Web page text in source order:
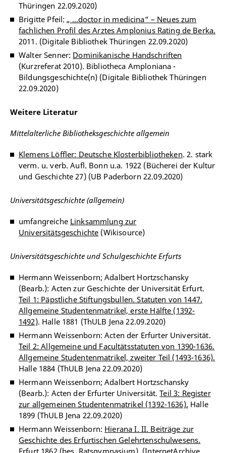
Thüringen 22.09.2020)
Brigitte Pfeil:„ …doctor in medicina“ – Neues zum
fachlichen Profil des Arztes Amplonius Rating de Berka.
2011. (Digitale Bibliothek Thüringen 22.09.2020)
Walter Senner: Dominikanische Handschriften
(Kurzreferat 2010). Bibliotheca Amploniana -
Bildungsgeschichte(n) (Digitale Bibliothek Thüringen
22.09.2020)
Weitere Literatur
Mittelalterliche Bibliotheksgeschichte allgemein
Klemens Löffler: Deutsche Klosterbibliotheken. 2. stark
verm. u. verb. Aufl. Bonn u.a. 1922 (Bücherei der Kultur
und Geschichte 27) (UB Paderborn 22.09.2020)
Universitätsgeschichte (allgemein)
umfangreiche Linksammlung zur
Universitätsgeschichte (Wikisource)
Universitätsgeschichte und Schulgeschichte Erfurts
Hermann Weissenborn; Adalbert Hortzschansky
(Bearb.): Acten zur Geschichte der Universität Erfurt.
Teil 1: Päpstliche Stiftungsbullen. Statuten von 1447.
Allgemeine Studentenmatrikel, erste Hälfte (1392-
1492). Halle 1881 (ThULB Jena 22.09.2020)
Hermann Weissenborn: Acten der Erfurter Universität.
Teil 2: Allgemeine und Facultätsstatuten von 1390-1636.
Allgemeine Studentenmatrikel, zweiter Teil (1493-1636).
Halle 1884 (ThULB Jena 22.09.2020)
Hermann Weissenborn; Adalbert Hortzschansky
(Bearb.): Acten der Erfurter Universität.Teil 3: Register
zur allgemeinen Studentenmatrikel (1392-1636). Halle
1899 (ThULB Jena 22.09.2020)
Hermann Weissenborn: Hierana I. II. Beiträge zur
Geschichte des Erfurtischen Gelehrtenschulwesens.
Erfurt 1862 (bes. Ratsgymnasium) (InternetArchive